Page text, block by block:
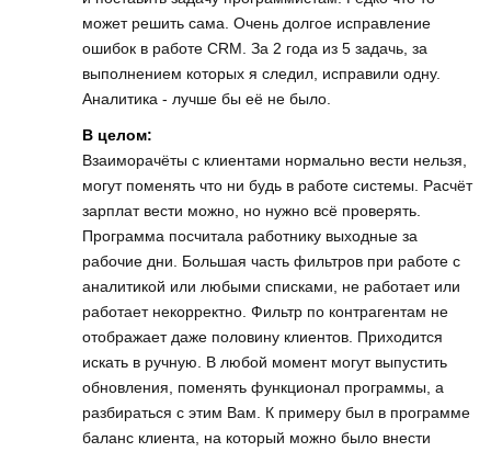
может решить сама. Очень долгое исправление
ошибок в работе CRM. За 2 года из 5 задачь, за
выполнением которых я следил, исправили одну.
Аналитика - лучше бы её не было.
В целом:
Взаиморачёты с клиентами нормально вести нельзя,
могут поменять что ни будь в работе системы. Расчёт
зарплат вести можно, но нужно всё проверять.
Программа посчитала работнику выходные за
рабочие дни. Большая часть фильтров при работе с
аналитикой или любыми списками, не работает или
работает некорректно. Фильтр по контрагентам не
отображает даже половину клиентов. Приходится
искать в ручную. В любой момент могут выпустить
обновления, поменять функционал программы, а
разбираться с этим Вам. К примеру был в программе
баланс клиента, на который можно было внести